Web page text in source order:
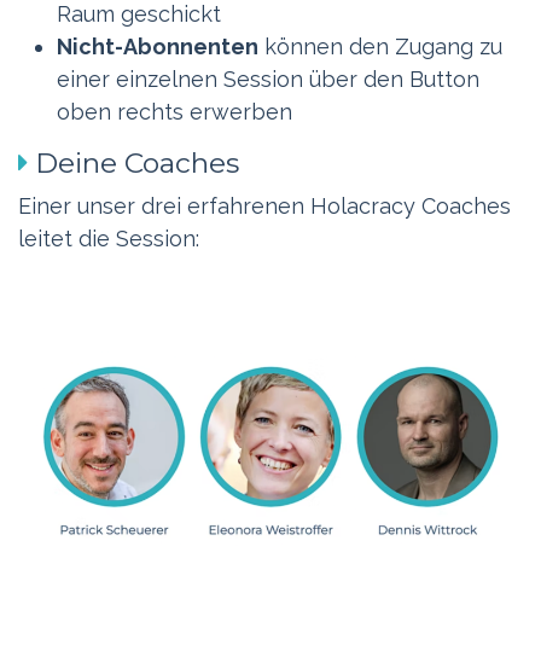
Raum geschickt
Nicht-Abonnenten können den Zugang zu
einer einzelnen Session über den Button
oben rechts erwerben
Deine Coaches
Einer unser drei erfahrenen Holacracy Coaches
leitet die Session: